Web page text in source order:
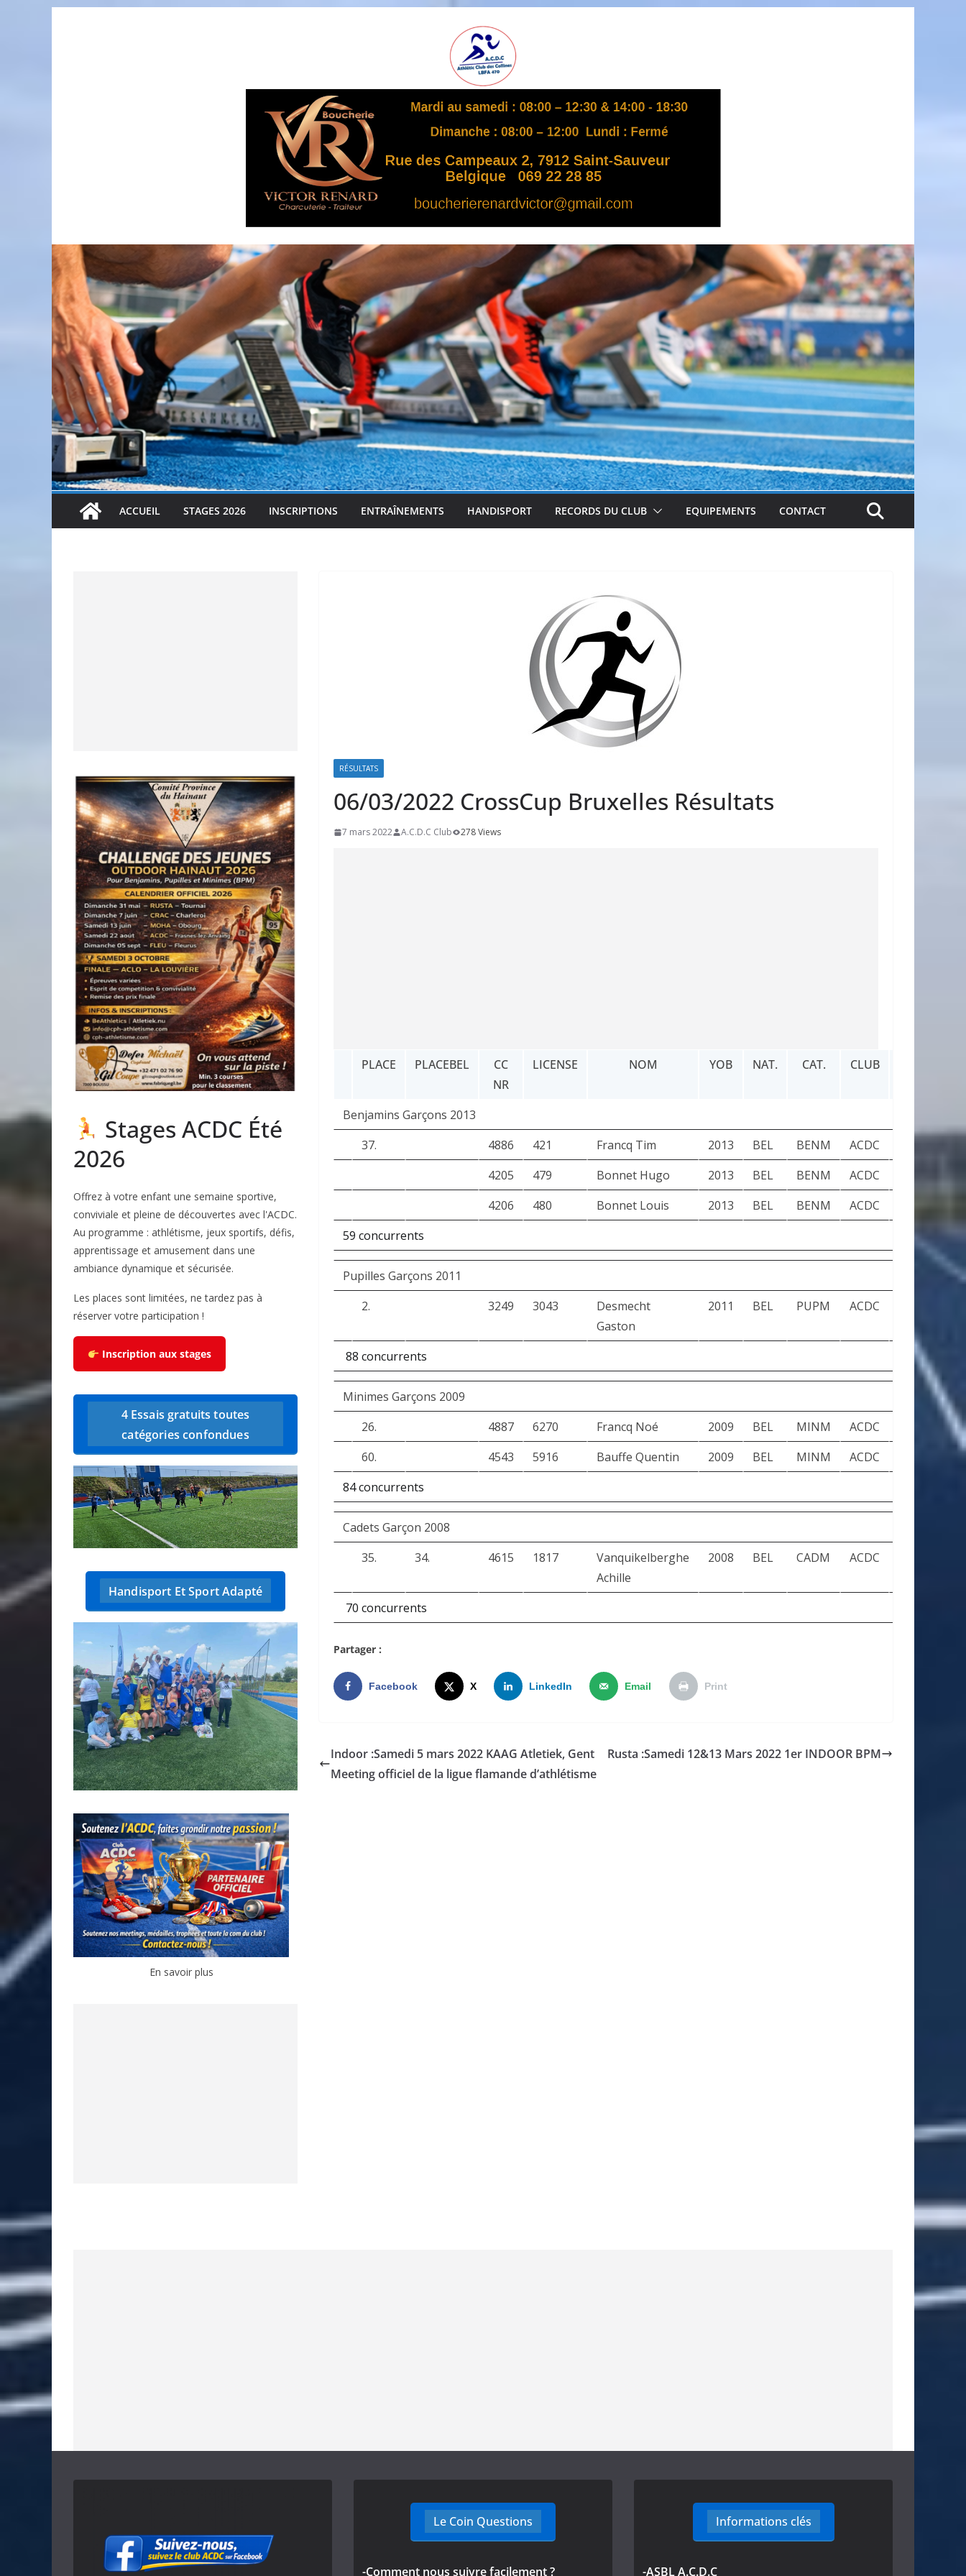
A
S
B
L
L
F
A
4
7
0
ACCUEIL STAGES 2026 INSCRIPTIONS ENTRAÎNEMENTS HANDISPORT RECORDS DU CLUB EQUIPEMENTS CONTACT
RÉSULTATS
06/03/2022 CrossCup Bruxelles Résultats
7 mars 2022 A.C.D.C Club 278 Views
PLACE PLACEBEL
CC
NR
LICENSE NOM YOB NAT. CAT. CLUB
Benjamins Garçons 2013
37.
4886 421 Francq Tim 2013 BEL BENM ACDC
4205
479 Bonnet Hugo 2013 BEL BENM ACDC
4206
480 Bonnet Louis 2013 BEL BENM ACDC
59 concurrents
Pupilles Garçons 2011
2.
3249 3043
Desmecht
Gaston
2011 BEL PUPM ACDC
88 concurrents
Minimes Garçons 2009
26.
4887 6270 Francq Noé 2009 BEL MINM ACDC
60.
4543 5916 Bauffe Quentin 2009 BEL MINM ACDC
84 concurrents
Cadets Garçon 2008
35.
34. 4615 1817
Vanquikelberghe
Achille
2008 BEL CADM ACDC
70 concurrents
Partager :
Facebook X LinkedIn Email Print
Indoor :Samedi 5 mars 2022 KAAG Atletiek, Gent
Meeting officiel de la ligue flamande d’athlétisme
Rusta :Samedi 12&13 Mars 2022 1er INDOOR BPM
Stages ACDC Été
2026
Offrez à votre enfant une semaine sportive,
conviviale et pleine de découvertes avec l'ACDC.
Au programme : athlétisme, jeux sportifs, défis,
apprentissage et amusement dans une
ambiance dynamique et sécurisée.
Les places sont limitées, ne tardez pas à
réserver votre participation !
Inscription aux stages
4 Essais gratuits toutes
catégories confondues
Handisport Et Sport Adapté
En savoir plus
Le Coin Questions
-Comment nous suivre facilement ?
Informations clés
-ASBL A.C.D.C